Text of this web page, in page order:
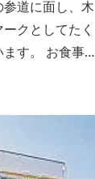
道に面し、木
クとしてたく
す。 お食事も
るとご好評い